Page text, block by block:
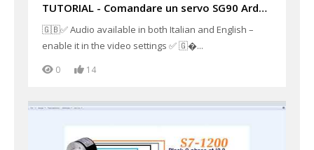
TUTORIAL - Comandare un servo SG90 Arduino con uscite PWM di un PLC Siemens S7-1200 Tia Portal V20
🇬🇧✅ Audio available in both Italian and English –
enable it in the video settings ✅ 🇬...
0 14